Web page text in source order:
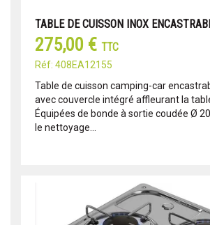
TABLE DE CUISSON INOX
275,00 € TTC
Réf: 408EA12155
Table de cuisson camping-car
avec couvercle intégré affleurant la
Équipées de bonde à sortie coudée Ø
le nettoyage...